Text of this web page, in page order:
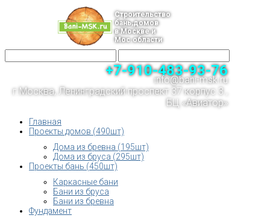
Строительство
бань,домов
в Москве и
Мос.области
+7-910-483-93-76
info@bani-msk.ru
г.Москва, Ленинградский проспект 37 корпус 3 ,
БЦ «Авиатор»
Главная
Проекты домов (490шт)
Дома из бревна (195шт)
Дома из бруса (295шт)
Проекты бань (450шт)
Каркасные бани
Бани из бруса
Бани из бревна
Фундамент